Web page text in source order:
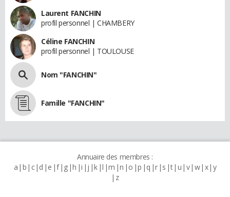
Laurent FANCHIN
profil personnel | CHAMBERY
Céline FANCHIN
profil personnel | TOULOUSE
Nom "FANCHIN"
Famille "FANCHIN"
Annuaire des membres :
a b c d e f g h i j k l m n o p q r s t u v w x y
z